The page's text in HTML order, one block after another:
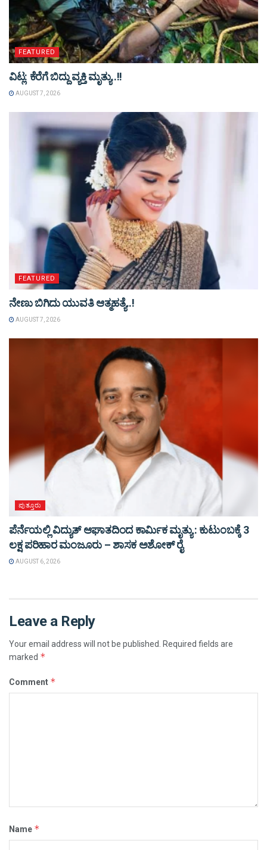
FEATURED
ವಿಟ್ಲ: ಕೆರೆಗೆ ಬಿದ್ದು ವ್ಯಕ್ತಿ ಮೃತ್ಯು..!!
AUGUST 7, 2026
FEATURED
ನೇಣು ಬಿಗಿದು ಯುವತಿ ಆತ್ಮಹತ್ಯೆ..!
AUGUST 7, 2026
ಪುತ್ತೂರು
ಪೆರ್ನೆಯಲ್ಲಿ ವಿದ್ಯುತ್ ಆಘಾತದಿಂದ ಕಾರ್ಮಿಕ ಮೃತ್ಯು : ಕುಟುಂಬಕ್ಕೆ 3
ಲಕ್ಷ ಪರಿಹಾರ ಮಂಜೂರು – ಶಾಸಕ ಅಶೋಕ್ ರೈ
AUGUST 6, 2026
Leave a Reply
Your email address will not be published. Required fields are
marked *
Comment *
Name *